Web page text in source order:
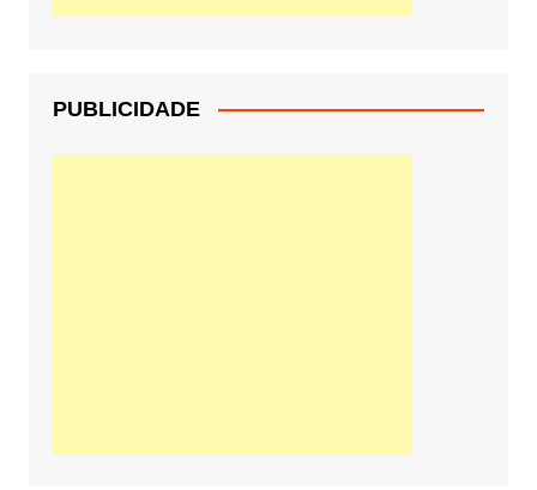
PUBLICIDADE